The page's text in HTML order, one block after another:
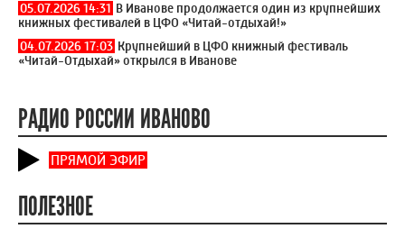
05.07.2026 14:31 В Иванове продолжается один из крупнейших
книжных фестивалей в ЦФО «Читай-отдыхай!»
04.07.2026 17:03 Крупнейший в ЦФО книжный фестиваль
«Читай-Отдыхай» открылся в Иванове
РАДИО РОССИИ ИВАНОВО
ПРЯМОЙ ЭФИР
ПОЛЕЗНОЕ